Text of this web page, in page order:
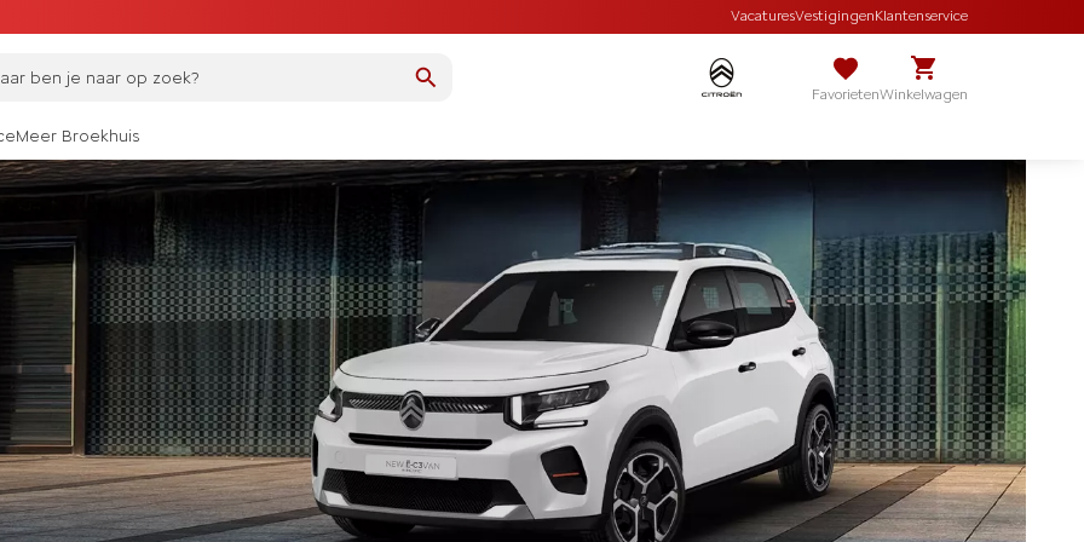
VacaturesVestigingenKlantenservice
ben je naar op zoek?
FavorietenWinkelwagen
Meer Broekhuis